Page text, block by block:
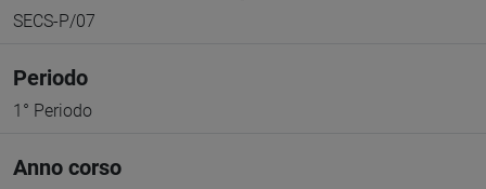
SECS-P/07
Periodo
1° Periodo
Anno corso